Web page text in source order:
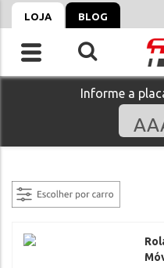
LOJA BLOG
Informe a